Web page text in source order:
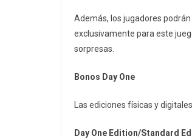
Además, los jugadores
exclusivamente para este
sorpresas.
Bonos Day One
Las ediciones físicas y
Day One Edition/Standard